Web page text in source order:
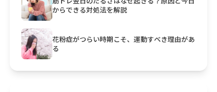
からできる対処法を解説
花粉症がつらい時期こそ、運動すべき理由があ
る